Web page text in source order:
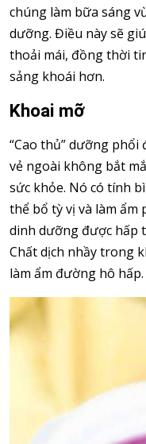
chúng làm bữa sáng
dưỡng. Điều này sẽ
thoải mái, đồng thời
sảng khoái hơn.
Khoai mỡ
“Cao thủ” dưỡng phổi
vẻ ngoài không bắt
sức khỏe. Nó có tính
thể bổ tỳ vị và làm ẩm
dinh dưỡng được hấp
Chất dịch nhầy trong
làm ẩm đường hô hấp.